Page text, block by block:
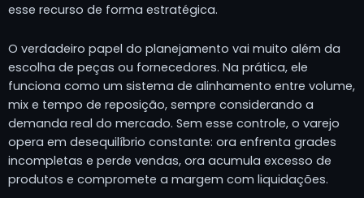
esse recurso de forma estratégica.
O verdadeiro papel do planejamento vai muito além da
escolha de peças ou fornecedores. Na prática, ele
funciona como um sistema de alinhamento entre volume,
mix e tempo de reposição, sempre considerando a
demanda real do mercado. Sem esse controle, o varejo
opera em desequilíbrio constante: ora enfrenta grades
incompletas e perde vendas, ora acumula excesso de
produtos e compromete a margem com liquidações.